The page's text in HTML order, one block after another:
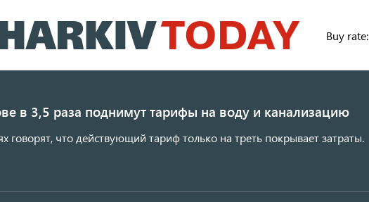
к
основному
Buy rate:
в 3,5 раза поднимут тарифы на воду и канализацию
говорят, что действующий тариф только на треть покрывает затраты.